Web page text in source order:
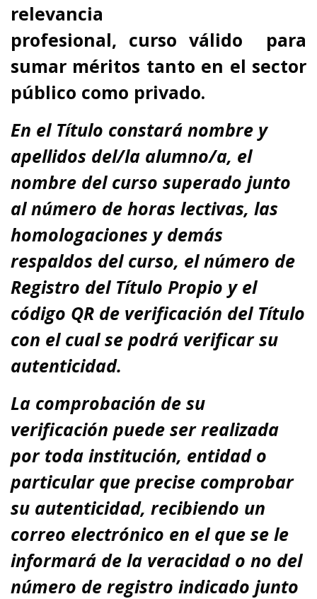
relevancia
profesional, curso válido para
sumar méritos tanto en el sector
público como privado.
En el Título constará nombre y
apellidos del/la alumno/a, el
nombre del curso superado junto
al número de horas lectivas, las
homologaciones y demás
respaldos del curso, el número de
Registro del Título Propio y el
código QR de verificación del Título
con el cual se podrá verificar su
autenticidad.
La comprobación de su
verificación puede ser realizada
por toda institución, entidad o
particular que precise comprobar
su autenticidad, recibiendo un
correo electrónico en el que se le
informará de la veracidad o no del
número de registro indicado junto